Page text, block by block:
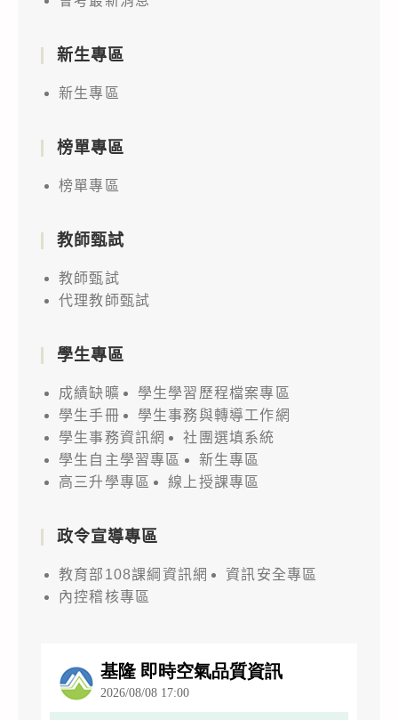
新生專區
新生專區
榜單專區
榜單專區
教師甄試
教師甄試
代理教師甄試
學生專區
成績缺曠
學生學習歷程檔案專區
學生手冊
學生事務與轉導工作網
學生事務資訊網
社團選填系統
學生自主學習專區
新生專區
高三升學專區
線上授課專區
政令宣導專區
教育部108課綱資訊網
資訊安全專區
內控稽核專區